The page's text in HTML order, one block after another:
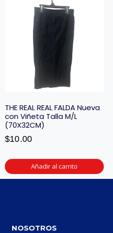
THE REAL REAL FALDA Nueva
con Viñeta Talla M/L
(70X32CM)
$10.00
Añadir al carrito
NOSOTROS